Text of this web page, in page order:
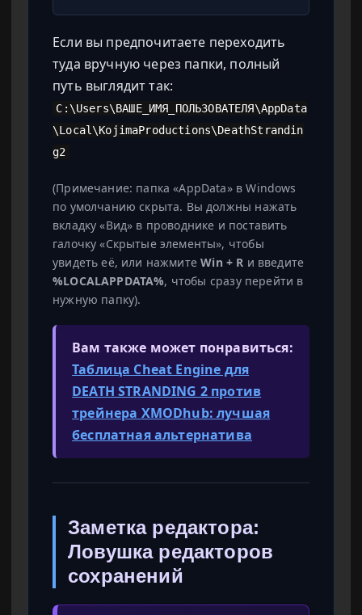
Если вы предпочитаете переходить
туда вручную через папки, полный
путь выглядит так:
C:\Users\ВАШЕ_ИМЯ_ПОЛЬЗОВАТЕЛЯ\AppData
\Local\KojimaProductions\DeathStrandin
g2
(Примечание: папка «AppData» в Windows
по умолчанию скрыта. Вы должны нажать
вкладку «Вид» в проводнике и поставить
галочку «Скрытые элементы», чтобы
увидеть её, или нажмитеWin + R и введите
%LOCALAPPDATA%, чтобы сразу перейти в
нужную папку).
Вам также может понравиться:
Таблица Cheat Engine для
DEATH STRANDING 2 против
трейнера XMODhub: лучшая
бесплатная альтернатива
Заметка редактора:
Ловушка редакторов
сохранений